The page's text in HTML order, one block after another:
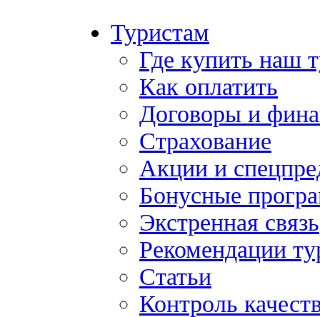
Туристам
Где купить наш
Как оплатить
Договоры и
Страхование
Акции и
Бонусные
Экстренная связь
Рекомендации
Статьи
Контроль